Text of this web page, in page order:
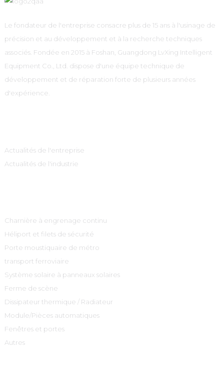
Le fondateur de l'entreprise consacre plus de 15 ans à l'usinage de
précision et au développement et à la recherche techniques
associés. Fondée en 2015 à Foshan, Guangdong LvXing Intelligent
Equipment Co., Ltd. dispose d'une équipe technique de
développement et de réparation forte de plusieurs années
d'expérience.
Actualités de l'entreprise
Actualités de l'industrie
Charnière à engrenage continu
Héliport et filets de sécurité
Porte moustiquaire de métro
transport ferroviaire
Système solaire à panneaux solaires
Ferme de scène
Dissipateur thermique / Radiateur
Module/Pièces automatiques
Fenêtres et portes
Autres